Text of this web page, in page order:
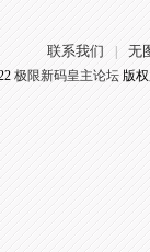
联系我们 无
极限新码皇主论坛版权